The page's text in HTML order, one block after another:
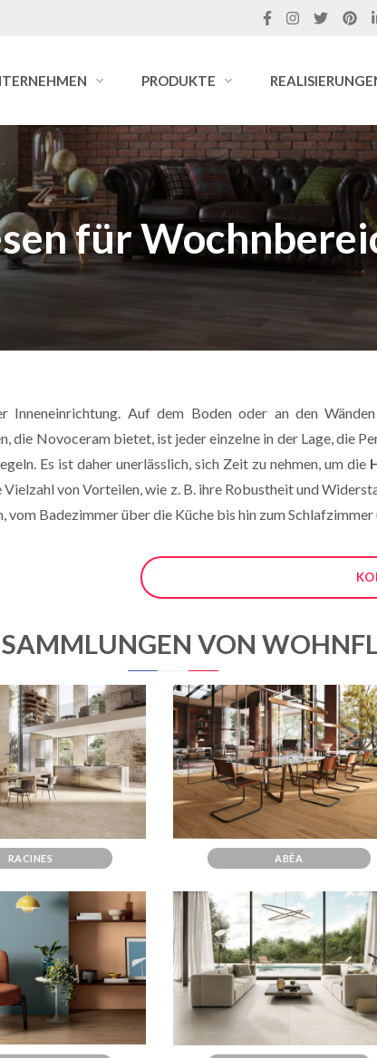
PRODUKTE
für
Inneneinrichtung. Auf dem Boden oder an den
die Novoceram bietet, ist jeder einzelne in der Lage, die
Es ist daher unerlässlich, sich Zeit zu nehmen, um die
von Vorteilen, wie z. B. ihre Robustheit und
vom Badezimmer über die Küche bis hin zum
SAMMLUNGEN VON
RACINES ABÉA